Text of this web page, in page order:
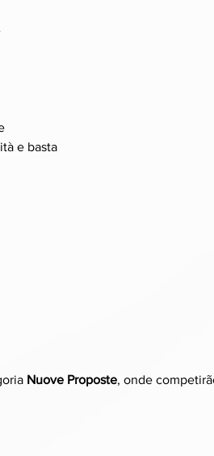
e basta
Nuove Proposte, onde